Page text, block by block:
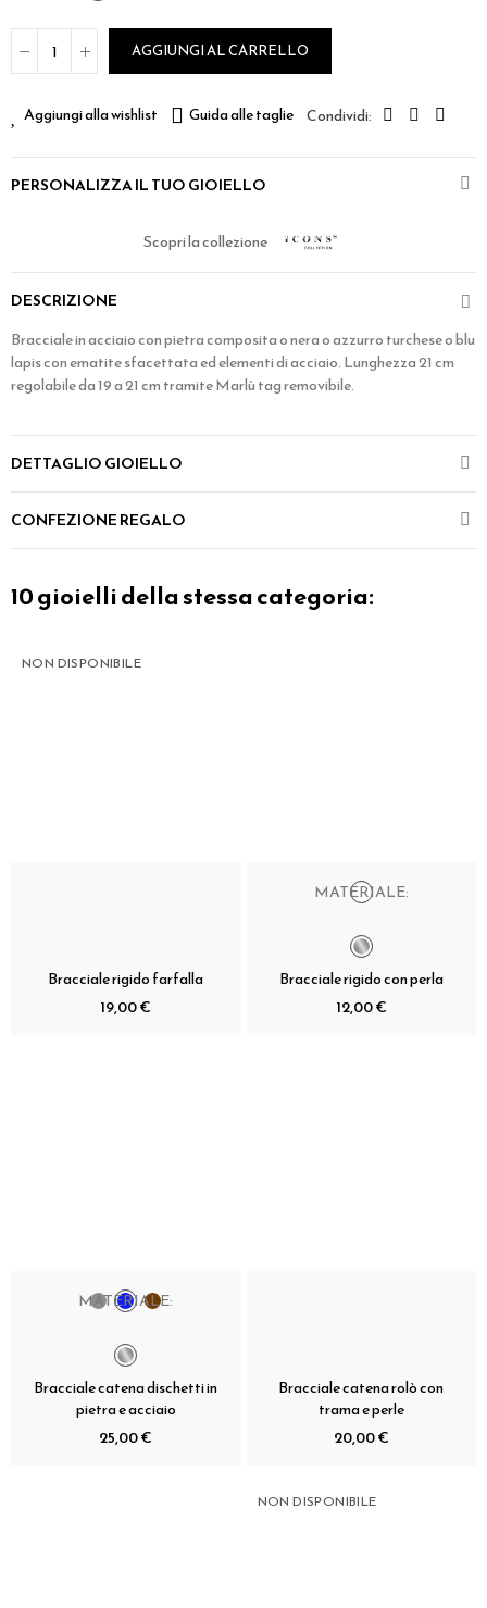
AGGIUNGI AL CARRELLO
Aggiungi alla wishlist Guida alle taglie
PERSONALIZZA IL TUO GIOIELLO
Scopri la collezione
DESCRIZIONE
Bracciale in acciaio con pietra composita o nera o azzurro turchese o blu
lapis con ematite sfacettata ed elementi di acciaio. Lunghezza 21 cm
regolabile da 19 a 21 cm tramite Marlù tag removibile.
DETTAGLIO GIOIELLO
CONFEZIONE REGALO
10 gioielli della stessa categoria:
NON DISPONIBILE
Bracciale rigido farfalla
19,00 €
MATERIALE:
Bracciale rigido con perla
12,00 €
MATERIALE:
Bracciale catena dischetti in
pietra e acciaio
25,00 €
Bracciale catena rolò con
trama e perle
20,00 €
NON DISPONIBILE